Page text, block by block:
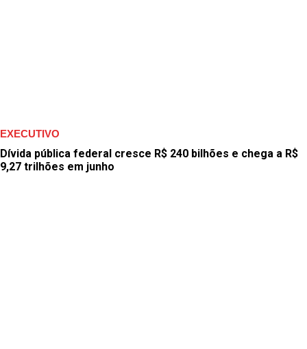
EXECUTIVO
Dívida pública federal cresce R$ 240 bilhões e chega a R$
9,27 trilhões em junho